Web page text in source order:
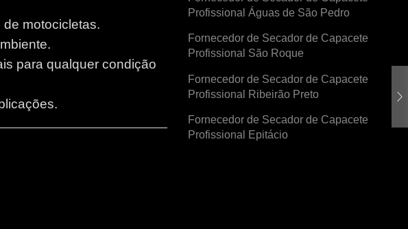
motocicletas.
para qualquer condição
Profissional Águas de São Pedro
Fornecedor de Secador de Capacete
Profissional São Roque
Fornecedor de Secador de Capacete
Profissional Ribeirão Preto
Fornecedor de Secador de Capacete
Profissional Epitácio